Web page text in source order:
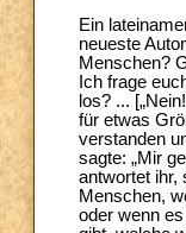
Ein
neueste
Menschen?
Ich frage
los? ...
für etwas
verstanden
sagte: „Mir
antwortet ihr,
Menschen,
oder wenn